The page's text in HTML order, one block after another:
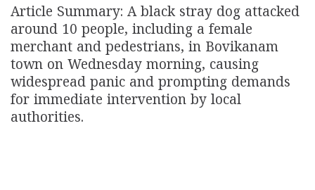
Article Summary: A black stray dog attacked
around 10 people, including a female
merchant and pedestrians, in Bovikanam
town on Wednesday morning, causing
widespread panic and prompting demands
for immediate intervention by local
authorities.